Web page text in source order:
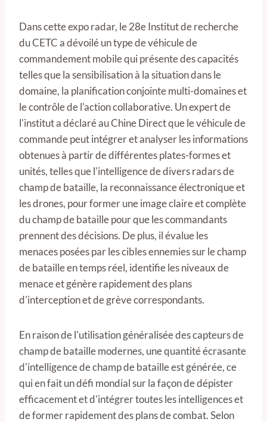
Dans cette expo radar, le 28e Institut de recherche
du CETC a dévoilé un type de véhicule de
commandement mobile qui présente des capacités
telles que la sensibilisation à la situation dans le
domaine, la planification conjointe multi-domaines et
le contrôle de l'action collaborative. Un expert de
l'institut a déclaré au Chine Direct que le véhicule de
commande peut intégrer et analyser les informations
obtenues à partir de différentes plates-formes et
unités, telles que l'intelligence de divers radars de
champ de bataille, la reconnaissance électronique et
les drones, pour former une image claire et complète
du champ de bataille pour que les commandants
prennent des décisions. De plus, il évalue les
menaces posées par les cibles ennemies sur le champ
de bataille en temps réel, identifie les niveaux de
menace et génère rapidement des plans
d'interception et de grève correspondants.
En raison de l'utilisation généralisée des capteurs de
champ de bataille modernes, une quantité écrasante
d'intelligence de champ de bataille est générée, ce
qui en fait un défi mondial sur la façon de dépister
efficacement et d'intégrer toutes les intelligences et
de former rapidement des plans de combat. Selon